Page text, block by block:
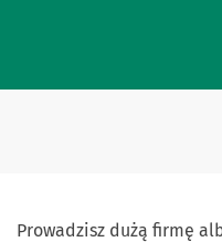
Prowadzisz dużą firmę